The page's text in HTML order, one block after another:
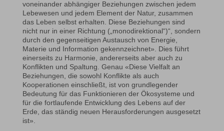
voneinander abhängiger Beziehungen zwischen jedem
Lebewesen und jedem Element der Natur, zusammen
das Leben selbst erhalten. Diese Beziehungen sind
nicht nur in einer Richtung („monodirektional“)“, sondern
durch den gegenseitigen Austausch von Energie,
Materie und Information gekennzeichnet». Dies führt
einerseits zu Harmonie, andererseits aber auch zu
Konflikten und Spaltung. Genau «Diese Vielfalt an
Beziehungen, die sowohl Konflikte als auch
Kooperationen einschließt, ist von grundlegender
Bedeutung für das Funktionieren der Ökosysteme und
für die fortlaufende Entwicklung des Lebens auf der
Erde, das ständig neuen Herausforderungen ausgesetzt
ist».